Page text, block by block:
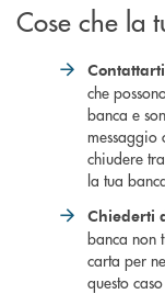
Cose che la
che
banca e
messaggio
chiudere
la tua
Chiederti
banca non
carta per
questo